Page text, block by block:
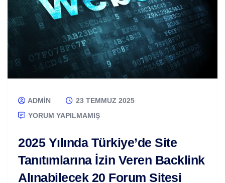
ADMIN
23 TEMMUZ 2025
YORUM YAPILMAMIŞ
2025 Yılında Türkiye’de Site
Tanıtımlarına İzin Veren Backlink
Alınabilecek 20 Forum Sitesi